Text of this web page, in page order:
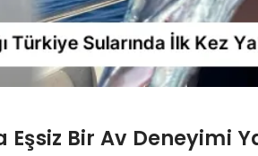
Bir Av Deneyimi